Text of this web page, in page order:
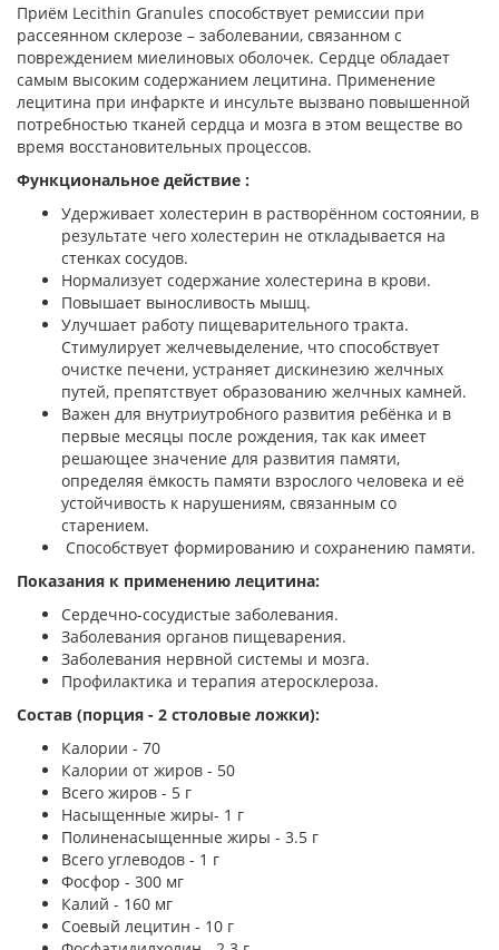
Приём Lecithin Granules способствует ремиссии при
рассеянном склерозе – заболевании, связанном с
повреждением миелиновых оболочек. Сердце обладает
самым высоким содержанием лецитина. Применение
лецитина при инфаркте и инсульте вызвано повышенной
потребностью тканей сердца и мозга в этом веществе во
время восстановительных процессов.
Функциональное действие :
Удерживает холестерин в растворённом состоянии, в
результате чего холестерин не откладывается на
стенках сосудов.
Нормализует содержание холестерина в крови.
Повышает выносливость мышц.
Улучшает работу пищеварительного тракта.
Стимулирует желчевыделение, что способствует
очистке печени, устраняет дискинезию желчных
путей, препятствует образованию желчных камней.
Важен для внутриутробного развития ребёнка и в
первые месяцы после рождения, так как имеет
решающее значение для развития памяти,
определяя ёмкость памяти взрослого человека и её
устойчивость к нарушениям, связанным со
старением.
Способствует формированию и сохранению памяти.
Показания к применению лецитина:
Сердечно-сосудистые заболевания.
Заболевания органов пищеварения.
Заболевания нервной системы и мозга.
Профилактика и терапия атеросклероза.
Состав (порция - 2 столовые ложки):
Калории - 70
Калории от жиров - 50
Всего жиров - 5 г
Насыщенные жиры- 1 г
Полиненасыщенные жиры - 3.5 г
Всего углеводов - 1 г
Фосфор - 300 мг
Калий - 160 мг
Соевый лецитин - 10 г